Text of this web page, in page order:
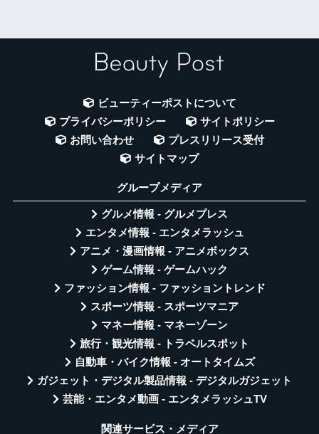
ビューティーポストについて
プライバシーポリシー
サイトポリシー
お問い合わせ
プレスリリース受付
サイトマップ
グループメディア
グルメ情報 - グルメプレス
エンタメ情報 - エンタメラッシュ
アニメ・漫画情報 - アニメボックス
ゲーム情報 - ゲームハック
ファッション情報 - ファッショントレンド
スポーツ情報 - スポーツマニア
マネー情報 - マネーゾーン
旅行・観光情報 - トラベルスポット
自動車・バイク情報 - オートタイムズ
ガジェット・デジタル製品情報 - デジタルガジェット
芸能・エンタメ動画 - エンタメラッシュTV
関連サービス・メディア